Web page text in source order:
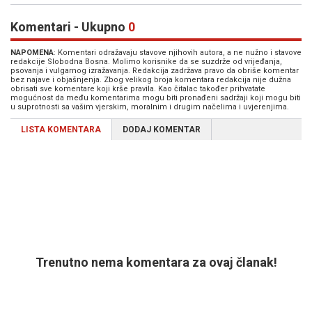
Komentari - Ukupno 0
NAPOMENA: Komentari odražavaju stavove njihovih autora, a ne nužno i stavove
redakcije Slobodna Bosna. Molimo korisnike da se suzdrže od vrijeđanja,
psovanja i vulgarnog izražavanja. Redakcija zadržava pravo da obriše komentar
bez najave i objašnjenja. Zbog velikog broja komentara redakcija nije dužna
obrisati sve komentare koji krše pravila. Kao čitalac također prihvatate
mogućnost da među komentarima mogu biti pronađeni sadržaji koji mogu biti
u suprotnosti sa vašim vjerskim, moralnim i drugim načelima i uvjerenjima.
LISTA KOMENTARA DODAJ KOMENTAR
Trenutno nema komentara za ovaj članak!